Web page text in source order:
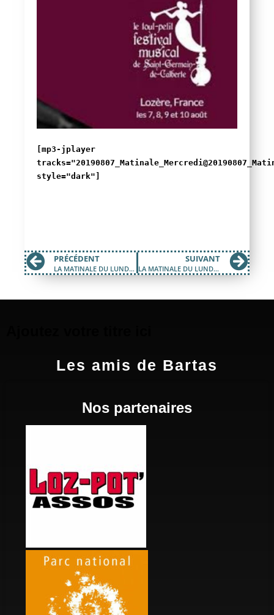
[mp3-jplayer
style="dark"]
PRÉCÉDENT
LA MATINALE DU LUNDI 5 AOÛT 2019
SUIVANT
LA MATINALE DU LUNDI 12 AOÛT 2019
Les amis de Bartas
Nos partenaires